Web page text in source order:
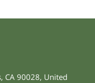
, CA 90028, United